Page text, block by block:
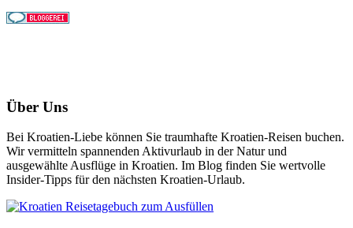
Über Uns
Bei Kroatien-Liebe können Sie traumhafte Kroatien-Reisen buchen.
Wir vermitteln spannenden Aktivurlaub in der Natur und
ausgewählte Ausflüge in Kroatien. Im Blog finden Sie wertvolle
Insider-Tipps für den nächsten Kroatien-Urlaub.